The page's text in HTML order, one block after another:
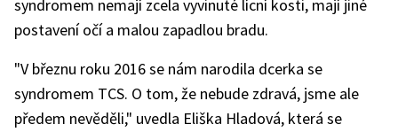
syndromem nemají zcela vyvinuté lícní kosti, mají jiné
postavení očí a malou zapadlou bradu.
"V březnu roku 2016 se nám narodila dcerka se
syndromem TCS. O tom, že nebude zdravá, jsme ale
předem nevěděli," uvedla Eliška Hladová, která se